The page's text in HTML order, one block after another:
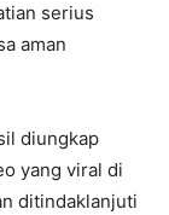
serius
aman
diungkap
yang viral di
ditindaklanjuti